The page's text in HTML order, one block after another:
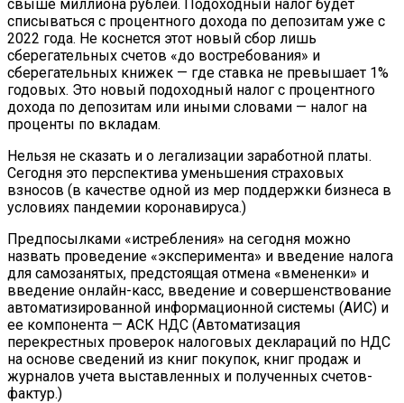
свыше миллиона рублей. Подоходный налог будет
списываться с процентного дохода по депозитам уже с
2022 года. Не коснется этот новый сбор лишь
сберегательных счетов «до востребования» и
сберегательных книжек — где ставка не превышает 1%
годовых. Это новый подоходный налог с процентного
дохода по депозитам или иными словами — налог на
проценты по вкладам.
Нельзя не сказать и о легализации заработной платы.
Сегодня это перспектива уменьшения страховых
взносов (в качестве одной из мер поддержки бизнеса в
условиях пандемии коронавируса.)
Предпосылками «истребления» на сегодня можно
назвать проведение «эксперимента» и введение налога
для самозанятых, предстоящая отмена «вмененки» и
введение онлайн-касс, введение и совершенствование
автоматизированной информационной системы (АИС) и
ее компонента — АСК НДС (Автоматизация
перекрестных проверок налоговых деклараций по НДС
на основе сведений из книг покупок, книг продаж и
журналов учета выставленных и полученных счетов-
фактур.)